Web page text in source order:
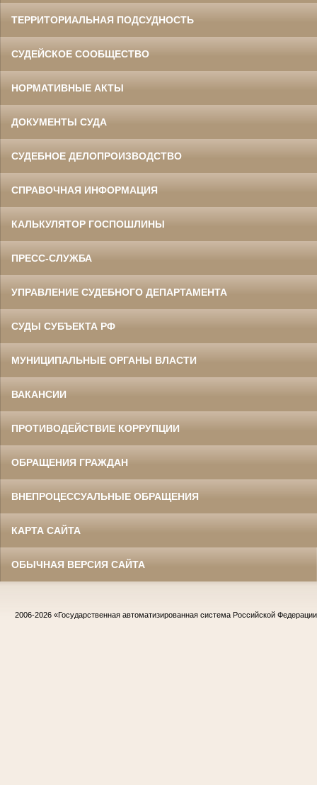
ТЕРРИТОРИАЛЬНАЯ ПОДСУДНОСТЬ
СУДЕЙСКОЕ СООБЩЕСТВО
НОРМАТИВНЫЕ АКТЫ
ДОКУМЕНТЫ СУДА
СУДЕБНОЕ ДЕЛОПРОИЗВОДСТВО
СПРАВОЧНАЯ ИНФОРМАЦИЯ
КАЛЬКУЛЯТОР ГОСПОШЛИНЫ
ПРЕСС-СЛУЖБА
УПРАВЛЕНИЕ СУДЕБНОГО ДЕПАРТАМЕНТА
СУДЫ СУБЪЕКТА РФ
МУНИЦИПАЛЬНЫЕ ОРГАНЫ ВЛАСТИ
ВАКАНСИИ
ПРОТИВОДЕЙСТВИЕ КОРРУПЦИИ
ОБРАЩЕНИЯ ГРАЖДАН
ВНЕПРОЦЕССУАЛЬНЫЕ ОБРАЩЕНИЯ
КАРТА САЙТА
ОБЫЧНАЯ ВЕРСИЯ САЙТА
2006-2026 «Государственная автоматизированная система Российской